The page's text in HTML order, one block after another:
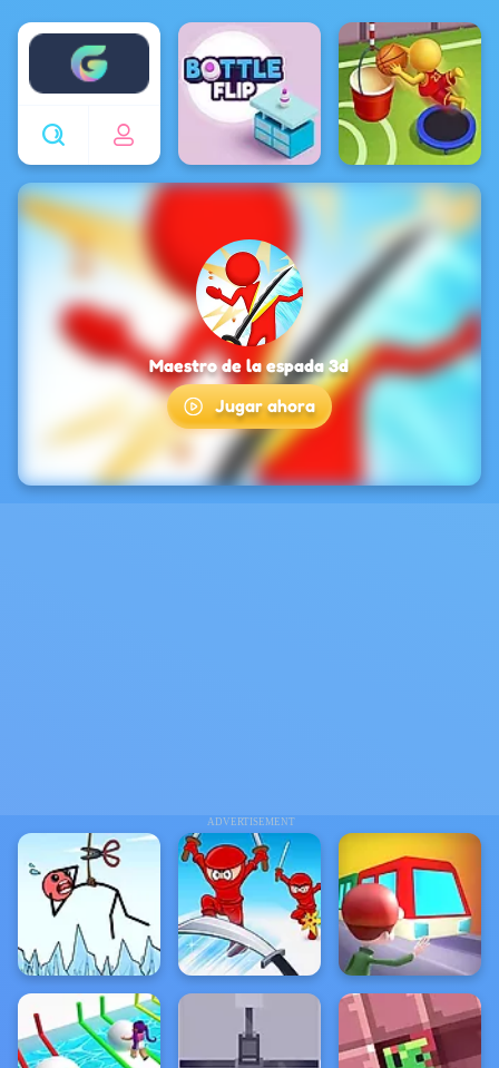
Enjoy4fun
ADVERTISEMENT
Maestro de la espada 3d
Jugar ahora